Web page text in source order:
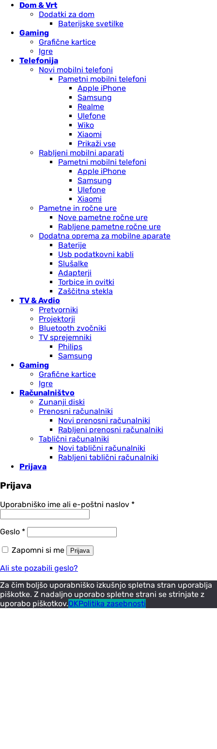
Dom & Vrt
Dodatki za dom
Baterijske svetilke
Gaming
Grafične kartice
Igre
Telefonija
Novi mobilni telefoni
Pametni mobilni telefoni
Apple iPhone
Samsung
Realme
Ulefone
Wiko
Xiaomi
Prikaži vse
Rabljeni mobilni aparati
Pametni mobilni telefoni
Apple iPhone
Samsung
Ulefone
Xiaomi
Pametne in ročne ure
Nove pametne ročne ure
Rabljene pametne ročne ure
Dodatna oprema za mobilne aparate
Baterije
Usb podatkovni kabli
Slušalke
Adapterji
Torbice in ovitki
Zaščitna stekla
TV & Avdio
Pretvorniki
Projektorji
Bluetooth zvočniki
TV sprejemniki
Philips
Samsung
Gaming
Grafične kartice
Igre
Računalništvo
Zunanji diski
Prenosni računalniki
Novi prenosni računalniki
Rabljeni prenosni računalniki
Tablični računalniki
Novi tablični računalniki
Rabljeni tablični računalniki
Prijava
Prijava
Uporabniško ime ali e-poštni naslov *Zahtevano
Geslo *Zahtevano
Zapomni si me Prijava
Ali ste pozabili geslo?
Za čim boljšo uporabniško izkušnjo spletna stran uporablja
piškotke. Z nadaljno uporabo spletne strani se strinjate z
uporabo piškotkov.OKPolitika zasebnosti